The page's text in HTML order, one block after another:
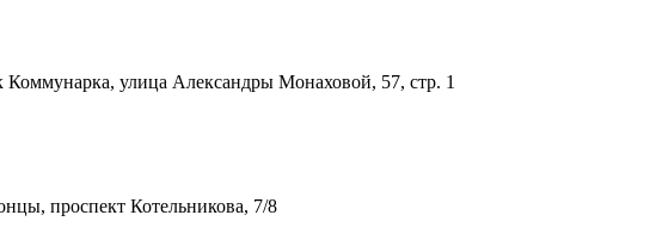
улица Александры Монаховой, 57, стр. 1
проспект Котельникова, 7/8